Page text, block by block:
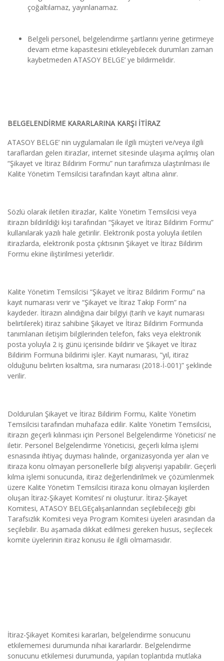
çoğaltılamaz, yayınlanamaz.
Belgeli personel, belgelendirme şartlarını yerine getirmeye
devam etme kapasitesini etkileyebilecek durumları zaman
kaybetmeden ATASOY BELGE’ ye bildirmelidir.
BELGELENDİRME KARARLARINA KARŞI İTİRAZ
ATASOY BELGE’ nin uygulamaları ile ilgili müşteri ve/veya ilgili
taraflardan gelen itirazlar, internet sitesinde ulaşıma açılmış olan
“Şikayet ve İtiraz Bildirim Formu” nun tarafımıza ulaştırılması ile
Kalite Yönetim Temsilcisi tarafından kayıt altına alınır.
Sözlü olarak iletilen itirazlar, Kalite Yönetim Temsilcisi veya
itirazın bildirildiği kişi tarafından “Şikayet ve İtiraz Bildirim Formu”
kullanılarak yazılı hale getirilir. Elektronik posta yoluyla iletilen
itirazlarda, elektronik posta çıktısının Şikayet ve İtiraz Bildirim
Formu ekine iliştirilmesi yeterlidir.
Kalite Yönetim Temsilcisi “Şikayet ve İtiraz Bildirim Formu” na
kayıt numarası verir ve “Şikayet ve İtiraz Takip Form” na
kaydeder. İtirazın alındığına dair bilgiyi (tarih ve kayıt numarası
belirtilerek) itiraz sahibine Şikayet ve İtiraz Bildirim Formunda
tanımlanan iletişim bilgilerinden telefon, faks veya elektronik
posta yoluyla 2 iş günü içerisinde bildirir ve Şikayet ve İtiraz
Bildirim Formuna bildirimi işler. Kayıt numarası, “yıl, itiraz
olduğunu belirten kısaltma, sıra numarası (2018-İ-001)” şeklinde
verilir.
Doldurulan Şikayet ve İtiraz Bildirim Formu, Kalite Yönetim
Temsilcisi tarafından muhafaza edilir. Kalite Yönetim Temsilcisi,
itirazın geçerli kılınması için Personel Belgelendirme Yöneticisi’ ne
iletir. Personel Belgelendirme Yöneticisi, geçerli kılma işlemi
esnasında ihtiyaç duyması halinde, organizasyonda yer alan ve
itiraza konu olmayan personellerle bilgi alışverişi yapabilir. Geçerli
kılma işlemi sonucunda, itiraz değerlendirilmek ve çözümlenmek
üzere Kalite Yönetim Temsilcisi itiraza konu olmayan kişilerden
oluşan İtiraz-Şikayet Komitesi’ ni oluşturur. İtiraz-Şikayet
Komitesi, ATASOY BELGEçalışanlarından seçilebileceği gibi
Tarafsızlık Komitesi veya Program Komitesi üyeleri arasından da
seçilebilir. Bu aşamada dikkat edilmesi gereken husus, seçilecek
komite üyelerinin itiraz konusu ile ilgili olmamasıdır.
İtiraz-Şikayet Komitesi kararları, belgelendirme sonucunu
etkilememesi durumunda nihai kararlardır. Belgelendirme
sonucunu etkilemesi durumunda, yapılan toplantıda mutlaka